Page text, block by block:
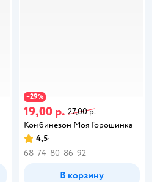
−29%
19,00 р. 27,00 р.
Комбинезон Моя Горошинка
4,5
68 74 80 86 92
В корзину